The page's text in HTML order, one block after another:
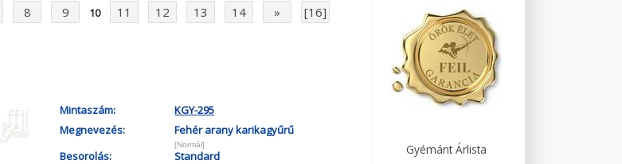
8 9 10 11 12 13 14 » [16]
Mintaszám:
KGY-295
Megnevezés:
Fehér arany karikagyűrű
[Normál]
Besorolás:
Standard
Gyémánt Árlista